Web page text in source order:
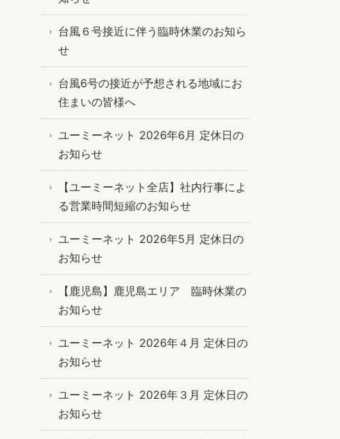
台風６号接近に伴う臨時休業のお知ら
せ
台風6号の接近が予想される地域にお
住まいの皆様へ
ユーミーネット 2026年6月 定休日の
お知らせ
【ユーミーネット全店】社内行事によ
る営業時間短縮のお知らせ
ユーミーネット 2026年5月 定休日の
お知らせ
【鹿児島】鹿児島エリア 臨時休業の
お知らせ
ユーミーネット 2026年４月 定休日の
お知らせ
ユーミーネット 2026年３月 定休日の
お知らせ